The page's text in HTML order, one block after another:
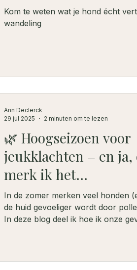
Kom te weten wat je hond écht
wandeling
🌿 Hoogseizoen voor
jeukklachten – en ja,
merk ik het...
In de zomer merken veel honden
de huid gevoeliger wordt door
In deze blog deel ik hoe ik onze
Ann Declerck
29 jul 2025
2 minuten om te lezen